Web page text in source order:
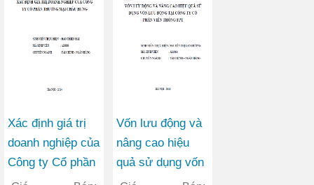
Xác định giá trị
doanh nghiệp của
Công ty Cổ phần
Thương mại
Vốn lưu động và
nâng cao hiệu
quả sử dụng vốn
lưu động tại Công